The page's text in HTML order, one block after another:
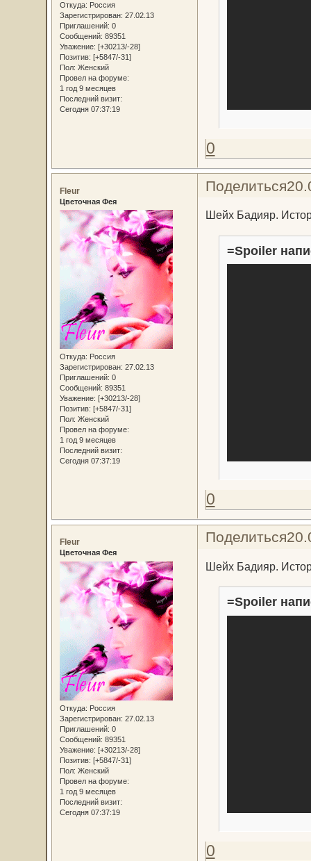
Откуда: Россия
Зарегистрирован: 27.02.13
Приглашений: 0
Сообщений: 89351
Уважение: [+30213/-28]
Позитив: [+5847/-31]
Пол: Женский
Провел на форуме:
1 год 9 месяцев
Последний визит:
Сегодня 07:37:19
0
Поделиться
Fleur
Цветочная Фея
Откуда: Россия
Зарегистрирован: 27.02.13
Приглашений: 0
Сообщений: 89351
Уважение: [+30213/-28]
Позитив: [+5847/-31]
Пол: Женский
Провел на форуме:
1 год 9 месяцев
Последний визит:
Сегодня 07:37:19
Шейх Бадияр.
=Spoiler
0
Поделиться
Fleur
Цветочная Фея
Откуда: Россия
Зарегистрирован: 27.02.13
Приглашений: 0
Сообщений: 89351
Уважение: [+30213/-28]
Позитив: [+5847/-31]
Пол: Женский
Провел на форуме:
1 год 9 месяцев
Последний визит:
Сегодня 07:37:19
Шейх Бадияр.
=Spoiler
0